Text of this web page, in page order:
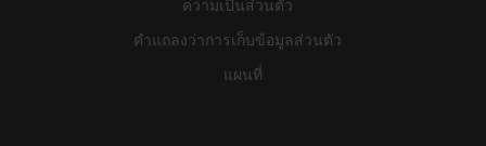
ความเป็นส่วนตัว
คำแถลงว่าการเก็บข้อมูลส่วนตัว
แผนที่